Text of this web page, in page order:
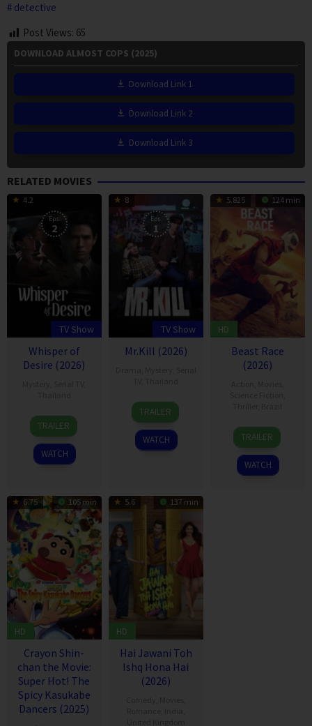
detective
Post Views: 65
DOWNLOAD ALMOST COPS (2025)
Download Link 1
Download Link 2
Download Link 3
RELATED MOVIES
4.2
Eps:
2
TV Show
Whisper of
Desire (2026)
27
Apr
2026
TRAILER
WATCH
8
Eps:
1
TV Show
Mr.Kill (2026)
7
Jul
2026
Thitipong
Chaisati
TRAILER
WATCH
5.825 124 min
HD
Beast Race
(2026)
17
Mar
2026
Fernando
Meirelles
TRAILER
WATCH
6.75 105 min
HD
Crayon Shin-
chan the Movie:
Super Hot! The
Spicy Kasukabe
Dancers (2025)
5.6 137 min
HD
Hai Jawani Toh
Ishq Hona Hai
(2026)